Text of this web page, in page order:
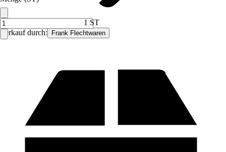
Verkauf durch: Frank Flechtwaren
1 ST